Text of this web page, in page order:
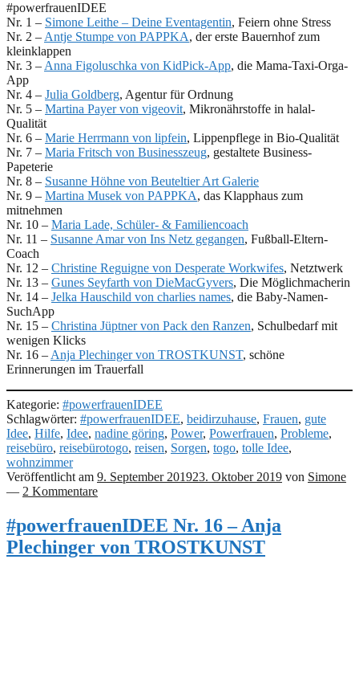
#powerfrauenIDEE
Nr. 1 – Simone Leithe – Deine Eventagentin, Feiern ohne Stress
Nr. 2 –Antje Stumpe von PAPPKA, der erste Bauernhof zum
kleinklappen
Nr. 3 –Anna Figoluschka von KidPick-App, die Mama-Taxi-Orga-
App
Nr. 4 – Julia Goldberg, Agentur für Ordnung
Nr. 5 – Martina Payer von vigeovit, Mikronährstoffe in halal-
Qualität
Nr. 6 – Marie Herrmann von lipfein, Lippenpflege in Bio-Qualität
Nr. 7 – Maria Fritsch von Businesszeug, gestaltete Business-
Papeterie
Nr. 8 – Susanne Höhne von Beuteltier Art Galerie
Nr. 9 – Martina Musek von PAPPKA, das Klapphaus zum
mitnehmen
Nr. 10 – Maria Lade, Schüler- & Familiencoach
Nr. 11 – Susanne Amar von Ins Netz gegangen, Fußball-Eltern-
Coach
Nr. 12 – Christine Reguigne von Desperate Workwifes, Netztwerk
Nr. 13 – Gunes Seyfarth von DieMacGyvers, Die Möglichmacherin
Nr. 14 – Jelka Hauschild von charlies names, die Baby-Namen-
SuchApp
Nr. 15 – Christina Jüptner von Pack den Ranzen, Schulbedarf mit
wenigen Klicks
Nr. 16 –Anja Plechinger von TROSTKUNST, schöne
Erinnerungen im Trauerfall
Kategorie: #powerfrauenIDEE
Schlagwörter: #powerfrauenIDEE, beidirzuhause, Frauen, gute
Idee, Hilfe, Idee, nadine göring, Power, Powerfrauen, Probleme,
reisebüro, reisebürotogo, reisen, Sorgen, togo, tolle Idee,
wohnzimmer
Veröffentlicht am 9. September 201923. Oktober 2019 von Simone
— 2 Kommentare
#powerfrauenIDEE Nr. 16 – Anja
Plechinger von TROSTKUNST